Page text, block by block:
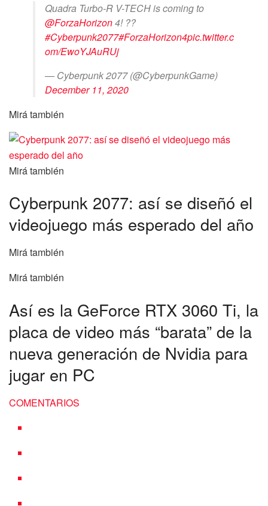
Quadra Turbo-R V-TECH is coming to
@ForzaHorizon4! ??
#Cyberpunk2077#ForzaHorizon4pic.twitter.c
om/EwoYJAuRUj
— Cyberpunk 2077 (@CyberpunkGame)
December 11, 2020
Mirá también
Mirá también
Cyberpunk 2077: así se diseñó el
videojuego más esperado del año
Mirá también
Mirá también
Así es la GeForce RTX 3060 Ti, la
placa de video más “barata” de la
nueva generación de Nvidia para
jugar en PC
COMENTARIOS